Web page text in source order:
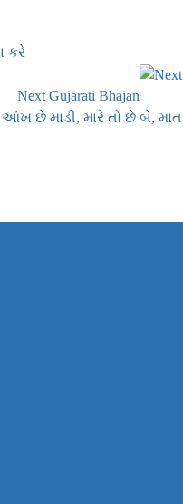
કરે
Next Gujarati Bhajan
આંખ છે માડી, મારે તો છે બે, માત